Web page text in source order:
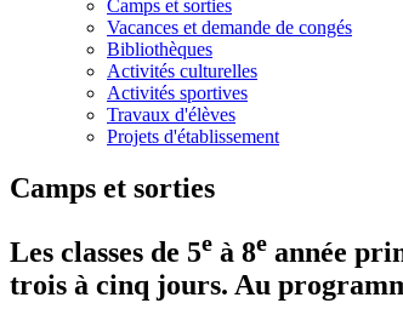
Camps et sorties
Vacances et demande de congés
Bibliothèques
Activités culturelles
Activités sportives
Travaux d'élèves
Projets d'établissement
Camps et sorties
Les classes de 5e à 8e année
trois à cinq jours. Au